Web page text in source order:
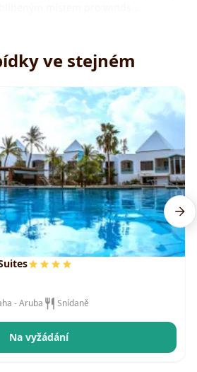
ve stejném
- Aruba Snídaně
Na vyžádání